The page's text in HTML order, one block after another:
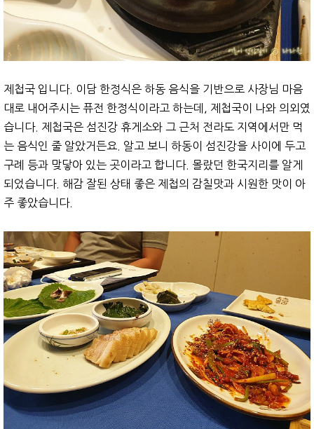
제첩국 입니다. 이담 한정식은 하동 음식을 기반으로 사장님 마음
대로 내어주시는 퓨전 한정식이라고 하는데, 제첩국이 나와 의외였
습니다. 제첩국은 섬진강 휴게소와 그 근처 전라도 지역에서만 먹
는 음식인 줄 알았거든요. 알고 보니 하동이 섬진강을 사이에 두고
구례 등과 맞닿아 있는 곳이라고 합니다. 몰랐던 한국지리를 알게
되었습니다. 해감 잘된 상태 좋은 제첩의 감칠맛과 시원한 맛이 아
주 좋았습니다.